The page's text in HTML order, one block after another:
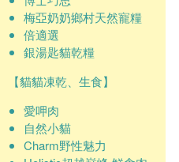
梅亞奶奶鄉村天然寵糧
倍適選
銀湯匙貓乾糧
【貓貓凍乾、生食】
愛呷肉
自然小貓
Charm野性魅力